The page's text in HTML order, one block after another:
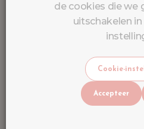
de cookies die we
uitschakelen
Cookie-
Accepteer